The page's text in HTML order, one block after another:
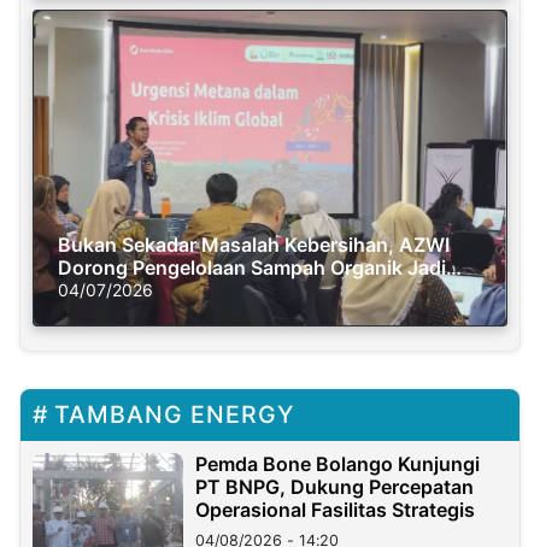
Bukan Sekadar Masalah Kebersihan, AZWI
Dorong Pengelolaan Sampah Organik Jadi
Solusi Krisis Iklim
04/07/2026
TAMBANG ENERGY
Pemda Bone Bolango Kunjungi
PT BNPG, Dukung Percepatan
Operasional Fasilitas Strategis
04/08/2026 - 14:20